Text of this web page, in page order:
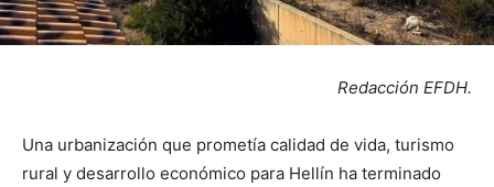
Redacción EFDH.
Una urbanización que prometía calidad de vida, turismo
rural y desarrollo económico para Hellín ha terminado